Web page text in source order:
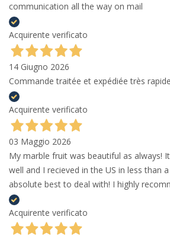
communication all the way on mail
Acquirente verificato
14 Giugno 2026
Commande traitée et expédiée très
Acquirente verificato
03 Maggio 2026
My marble fruit was beautiful as always!
well and I recieved in the US in less than
absolute best to deal with! I highly
Acquirente verificato